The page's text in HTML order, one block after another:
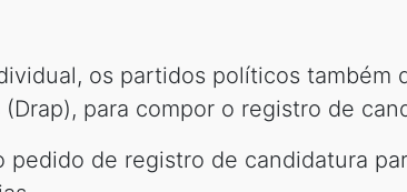
os partidos políticos também
para compor o registro de
pedido de registro de candidatura